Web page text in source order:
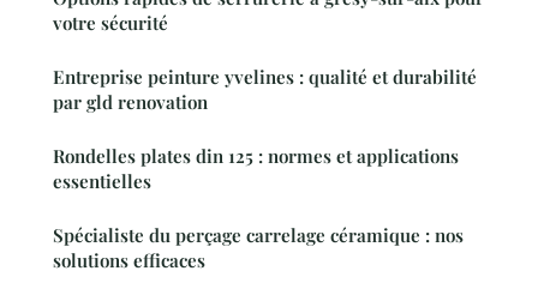
votre sécurité
Entreprise peinture yvelines : qualité et durabilité
par gld renovation
Rondelles plates din 125 : normes et applications
essentielles
Spécialiste du perçage carrelage céramique : nos
solutions efficaces